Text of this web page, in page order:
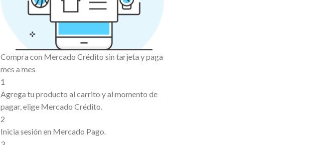
Compra con Mercado Crédito sin tarjeta y paga
mes a mes
1
Agrega tu producto al carrito y al momento de
pagar, elige Mercado Crédito.
2
Inicia sesión en Mercado Pago.